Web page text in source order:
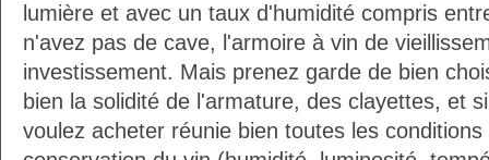
lumière et avec un taux d'humidité compris
n'avez pas de cave, l'armoire à vin de
investissement. Mais prenez garde de bien
bien la solidité de l'armature, des clayettes, et
voulez acheter réunie bien toutes les